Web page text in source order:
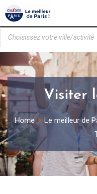
Visiter
Home Le meilleur de